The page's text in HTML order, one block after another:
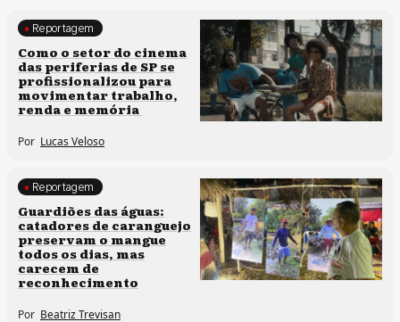
Políticas culturais
Reportagem
Como o setor do cinema
das periferias de SP se
profissionalizou para
movimentar trabalho,
renda e memória
Por Lucas Veloso
Clima e cultura
Reportagem
Guardiões das águas:
catadores de caranguejo
preservam o mangue
todos os dias, mas
carecem de
reconhecimento
Por Beatriz Trevisan